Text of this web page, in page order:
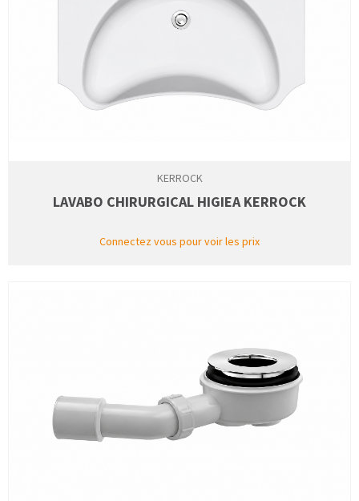
KERROCK
LAVABO CHIRURGICAL HIGIEA KERROCK
Connectez vous pour voir les prix